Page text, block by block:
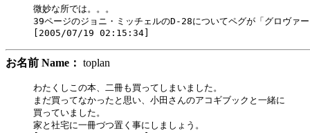
微妙な所では。。。
39ページのジョニ・ミッチェルのD-28についてペグが「グロヴァ
お名前 Name： toplan
わたくしこの本、二冊も買ってしまいました。
まだ買ってなかったと思い、小田さんのアコギブックと一緒に
買っていました。
家と社宅に一冊づつ置く事にしましょう。